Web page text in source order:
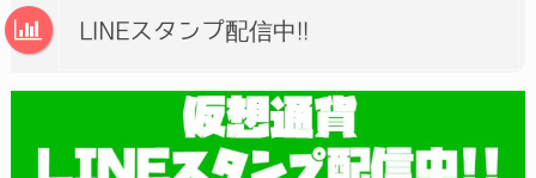
LINEスタンプ配信中!!